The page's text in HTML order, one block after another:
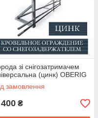
тому туди не
розбухає. Запобігає
збоку.
на суцільну обрешітку
і розбухання.
і з його допомогою
яка
і
ті місця, де
димоходу.
зі снігозатримачем
(цинк) OBERIG
замовлення
₴